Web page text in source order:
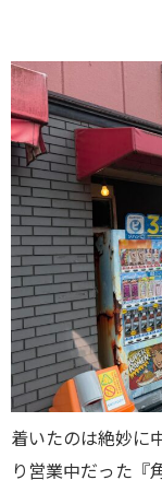
着いたのは絶妙に
り営業中だった『